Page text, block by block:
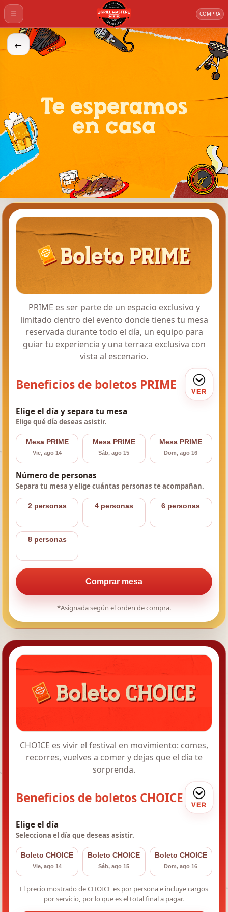
☰ COMPRA
←
PRIME es ser parte de un espacio exclusivo y
limitado dentro del evento donde tienes tu mesa
reservada durante todo el día, un equipo para
guiar tu experiencia y una terraza exclusiva con
vista al escenario.
Beneficios de boletos PRIME VER
Elige el día y separa tu mesa
Elige qué día deseas asistir.
Mesa PRIME
Vie, ago 14
Mesa PRIME
Sáb, ago 15
Mesa PRIME
Dom, ago 16
Número de personas
Separa tu mesa y elige cuántas personas te acompañan.
2 personas 4 personas 6 personas
8 personas
Comprar mesa
*Asignada según el orden de compra.
CHOICE es vivir el festival en movimiento: comes,
recorres, vuelves a comer y dejas que el día te
sorprenda.
Beneficios de boletos CHOICE VER
Elige el día
Selecciona el día que deseas asistir.
Boleto CHOICE
Vie, ago 14
Boleto CHOICE
Sáb, ago 15
Boleto CHOICE
Dom, ago 16
El precio mostrado de CHOICE es por persona e incluye cargos
por servicio, por lo que es el total final a pagar.